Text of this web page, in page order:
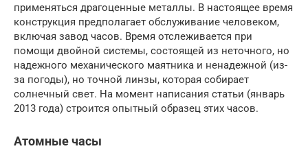
применяться драгоценные металлы. В настоящее время
конструкция предполагает обслуживание человеком,
включая завод часов. Время отслеживается при
помощи двойной системы, состоящей из неточного, но
надежного механического маятника и ненадежной (из-
за погоды), но точной линзы, которая собирает
солнечный свет. На момент написания статьи (январь
2013 года) строится опытный образец этих часов.
Атомные часы